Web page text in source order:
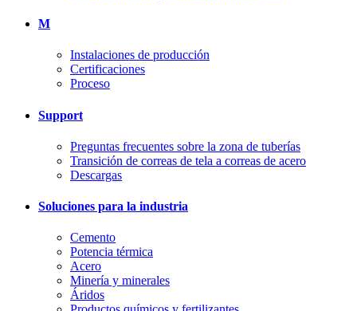
M
Instalaciones de producción
Certificaciones
Proceso
Support
Preguntas frecuentes sobre la zona de tuberías
Transición de correas de tela a correas de acero
Descargas
Soluciones para la industria
Cemento
Potencia térmica
Acero
Minería y minerales
Áridos